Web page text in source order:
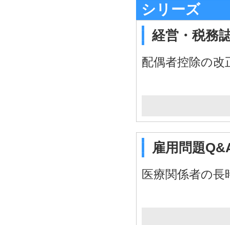
シリーズ
経営・税務
配偶者控除の改
雇用問題
医療関係者の